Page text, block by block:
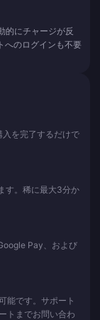
的にチャージが反
へのログインも不要
を完了するだけで
す。稀に最大3分か
Pay、および
能です。サポート
トまでお問い合わ